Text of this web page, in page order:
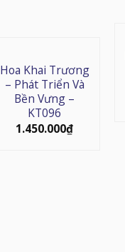
Hoa Khai Trương
– Phát Triển Và
Bền Vưng –
KT096
1.450.000₫